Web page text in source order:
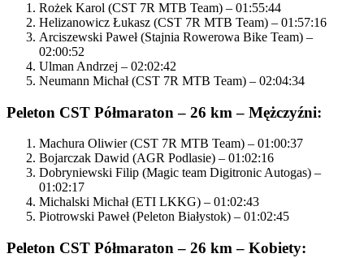
Rożek Karol (CST 7R MTB Team) – 01:55:44
Helizanowicz Łukasz (CST 7R MTB Team) – 01:57:16
Arciszewski Paweł (Stajnia Rowerowa Bike Team) –
02:00:52
Ulman Andrzej – 02:02:42
Neumann Michał (CST 7R MTB Team) – 02:04:34
Peleton CST Półmaraton – 26 km – Mężczyźni:
Machura Oliwier (CST 7R MTB Team) – 01:00:37
Bojarczak Dawid (AGR Podlasie) – 01:02:16
Dobryniewski Filip (Magic team Digitronic Autogas) –
01:02:17
Michalski Michał (ETI LKKG) – 01:02:43
Piotrowski Paweł (Peleton Białystok) – 01:02:45
Peleton CST Półmaraton – 26 km – Kobiety: